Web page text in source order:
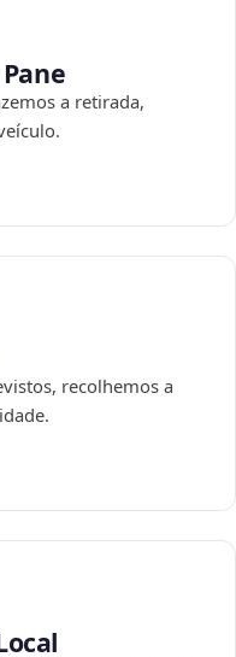
a retirada,
recolhemos a